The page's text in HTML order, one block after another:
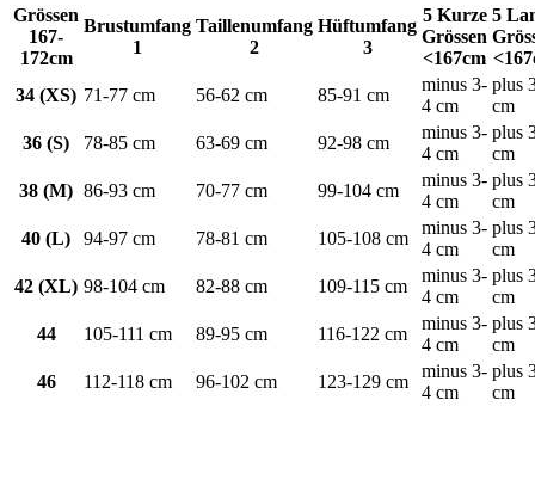
Grössen
167-
172cm
Brustumfang
1
Taillenumfang
2
Hüftumfang
3
5 Kurze
Grössen
<167cm
5
34 (XS) 71-77 cm 56-62 cm 85-91 cm
minus 3-
4 cm
plus
cm
36 (S)
78-85 cm 63-69 cm 92-98 cm
minus 3-
4 cm
plus
cm
38 (M) 86-93 cm 70-77 cm 99-104 cm
minus 3-
4 cm
plus
cm
40 (L)
94-97 cm 78-81 cm 105-108 cm
minus 3-
4 cm
plus
cm
42 (XL) 98-104 cm 82-88 cm 109-115 cm
minus 3-
4 cm
plus
cm
44
105-111 cm 89-95 cm 116-122 cm
minus 3-
4 cm
plus
cm
46
112-118 cm 96-102 cm 123-129 cm
minus 3-
4 cm
plus
cm